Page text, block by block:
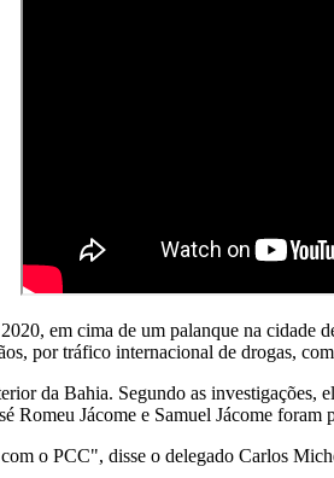
em cima de um palanque na cidade
por tráfico internacional de drogas,
da Bahia. Segundo as investigações,
Romeu Jácome e Samuel Jácome foram
o PCC", disse o delegado Carlos